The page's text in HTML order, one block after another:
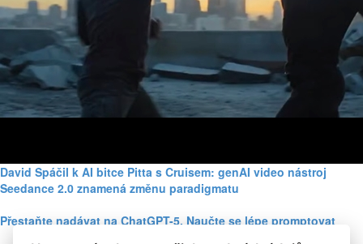
David Spáčil k AI bitce Pitta s Cruisem: genAI video nástroj
Seedance 2.0 znamená změnu paradigmatu
Přestaňte nadávat na ChatGPT-5. Naučte se lépe promptovat